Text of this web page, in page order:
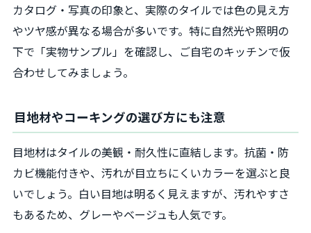
カタログ・写真の印象と、実際のタイルでは色の見え方
やツヤ感が異なる場合が多いです。特に自然光や照明の
下で「実物サンプル」を確認し、ご自宅のキッチンで仮
合わせしてみましょう。
目地材やコーキングの選び方にも注意
目地材はタイルの美観・耐久性に直結します。抗菌・防
カビ機能付きや、汚れが目立ちにくいカラーを選ぶと良
いでしょう。白い目地は明るく見えますが、汚れやすさ
もあるため、グレーやベージュも人気です。